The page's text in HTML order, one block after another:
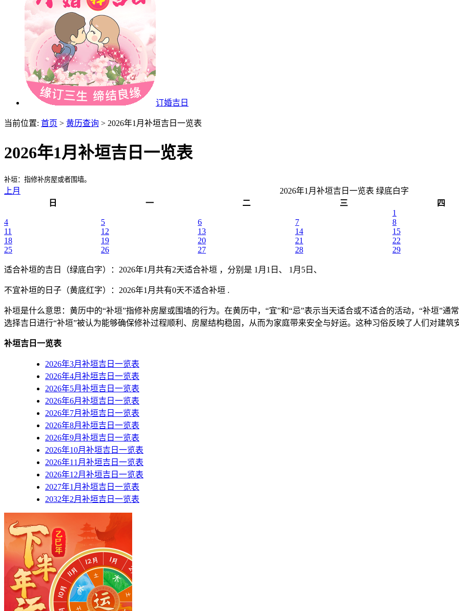
订婚吉日
当前位置: 首页 > 黄历查询 > 2026年1月补垣吉日一览表
2026年1月补垣吉日一览表
补垣：指修补房屋或者围墙。
上月 2026年1月补垣吉日一览表 绿底白字
日
一 二 三 四
1
4
5 6 7 8
11
12 13 14 15
18
19 20 21 22
25
26 27 28 29
适合补垣的吉日（绿底白字） ：2026年1月共有2天适合补垣 ，分别是 1月1日、 1月5日、
不宜补垣的日子（黄底红字） ：2026年1月共有0天不适合补垣 .
补垣是什么意思：黄历中的“补垣”指修补房屋或围墙的行为。在黄历中，“宜”和“忌”表示当天适合或不适合的活动，“补垣”通
选择吉日进行“补垣”被认为能够确保修补过程顺利、房屋结构稳固，从而为家庭带来安全与好运。这种习俗反映了人们对建筑
补垣吉日一览表
2026年3月补垣吉日一览表
2026年4月补垣吉日一览表
2026年5月补垣吉日一览表
2026年6月补垣吉日一览表
2026年7月补垣吉日一览表
2026年8月补垣吉日一览表
2026年9月补垣吉日一览表
2026年10月补垣吉日一览表
2026年11月补垣吉日一览表
2026年12月补垣吉日一览表
2027年1月补垣吉日一览表
2032年2月补垣吉日一览表